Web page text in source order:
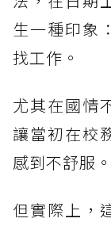
生一種印象
找工作。
尤其在國情
讓當初在校
感到不舒服。
但實際上，